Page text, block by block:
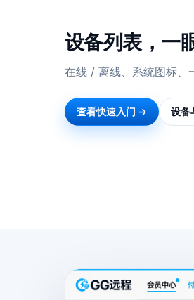
设备列表，一
在线 / 离线、系统图标、
查看快速入门 → 设备